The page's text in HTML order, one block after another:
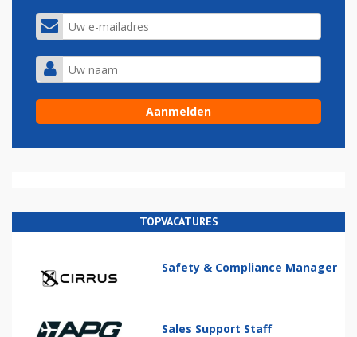
TOPVACATURES
Safety & Compliance Manager
Sales Support Staff